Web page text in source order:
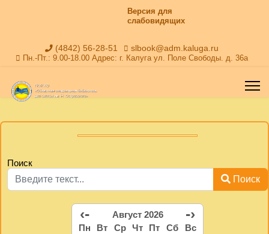
Версия для
слабовидящих
(4842) 56-28-51 slbook@adm.kaluga.ru
Пн.-Пт.: 9.00-18.00 Адрес: г. Калуга ул. Поле Свободы. д. 36а
Поиск
Поиск
‹- Август 2026 -›
Пн Вт Ср Чт Пт Сб
Вс